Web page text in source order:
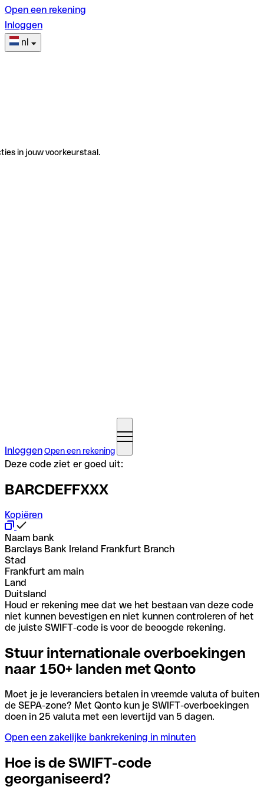
Open een rekening
Inloggen
nl
in jouw voorkeurstaal.
InloggenOpen een rekening
Deze code ziet er goed uit:
BARCDEFFXXX
Kopiëren
Naam bank
Barclays Bank Ireland Frankfurt Branch
Stad
Frankfurt am main
Land
Duitsland
Houd er rekening mee dat we het bestaan van deze code
niet kunnen bevestigen en niet kunnen controleren of het
de juiste SWIFT-code is voor de beoogde rekening.
Stuur internationale overboekingen
naar 150+ landen met Qonto
Moet je je leveranciers betalen in vreemde valuta of buiten
de SEPA-zone? Met Qonto kun je SWIFT-overboekingen
doen in 25 valuta met een levertijd van 5 dagen.
Open een zakelijke bankrekening in minuten
Hoe is de SWIFT-code
georganiseerd?